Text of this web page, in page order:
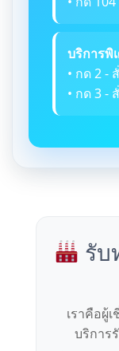
บริการพิ
• กด 2 -
• กด 3 -
รับ
เราคือผู้
บริการ